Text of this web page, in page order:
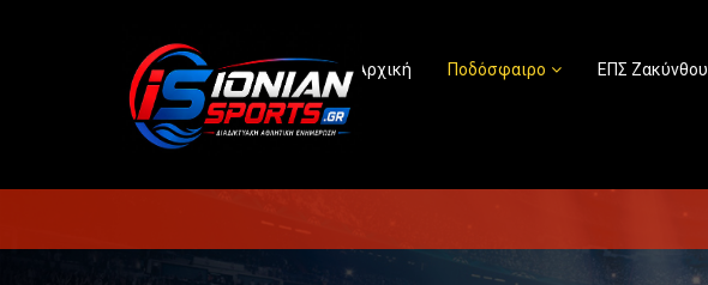
Αρχική Ποδόσφαιρο ΕΠΣ Ζακύνθου